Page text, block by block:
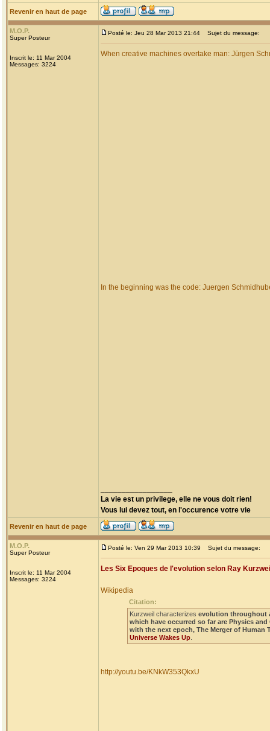
Revenir en haut de page
M.O.P.
Super Posteur
Inscrit le: 11 Mar 2004
Messages: 3224
Posté le: Jeu 28 Mar 2013 21:44 Sujet du message:
When creative machines overtake man: Jürgen
In the beginning was the code: Juergen
La vie est un privilege, elle ne vous doit rien!
Vous lui devez tout, en l'occurence votre vie
Revenir en haut de page
M.O.P.
Super Posteur
Inscrit le: 11 Mar 2004
Messages: 3224
Posté le: Ven 29 Mar 2013 10:39 Sujet du message:
Les Six Epoques de l'evolution selon Ray
Wikipedia
Citation:
Kurzweil characterizes evolution throughout
which have occurred so far are Physics
with the next epoch, The Merger of Human
Universe Wakes Up
http://youtu.be/KNkW353QkxU